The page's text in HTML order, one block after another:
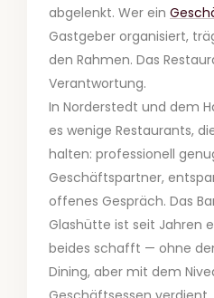
abgelenkt. Wer ein
Gastgeber organisiert,
den Rahmen. Das
Verantwortung.
In Norderstedt und dem
es wenige Restaurants,
halten: professionell
Geschäftspartner,
offenes Gespräch. Das
Glashütte ist seit Jahren
beides schafft — ohne
Dining, aber mit dem